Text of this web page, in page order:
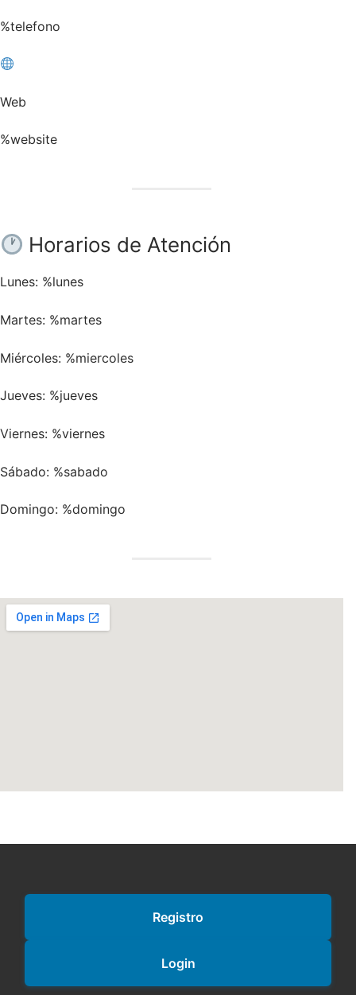
%telefono
Web
%website
Horarios de Atención
Lunes: %lunes
Martes: %martes
Miércoles: %miercoles
Jueves: %jueves
Viernes: %viernes
Sábado: %sabado
Domingo: %domingo
Registro
Login